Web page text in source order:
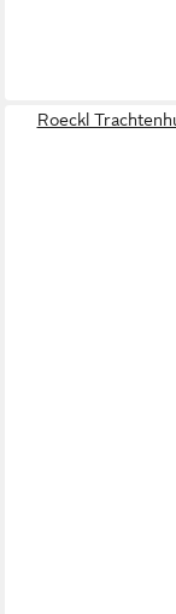
Roeckl